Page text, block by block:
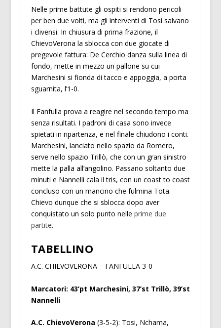
Nelle prime battute gli ospiti si rendono pericoli
per ben due volti, ma gli interventi di Tosi salvano
i clivensi. In chiusura di prima frazione, il
ChievoVerona la sblocca con due giocate di
pregevole fattura: De Cerchio danza sulla linea di
fondo, mette in mezzo un pallone su cui
Marchesini si fionda di tacco e appoggia, a porta
sguarnita, l’1-0.
Il Fanfulla prova a reagire nel secondo tempo ma
senza risultati. I padroni di casa sono invece
spietati in ripartenza, e nel finale chiudono i conti.
Marchesini, lanciato nello spazio da Romero,
serve nello spazio Trillò, che con un gran sinistro
mette la palla all’angolino. Passano soltanto due
minuti e Nannelli cala il tris, con un coast to coast
concluso con un mancino che fulmina Tota.
Chievo dunque che si sblocca dopo aver
conquistato un solo punto nelle prime due
partite.
TABELLINO
A.C. CHIEVOVERONA – FANFULLA 3-0
Marcatori: 43’pt Marchesini, 37’st Trillò, 39’st
Nannelli
A.C. ChievoVerona (3-5-2): Tosi, Nchama,